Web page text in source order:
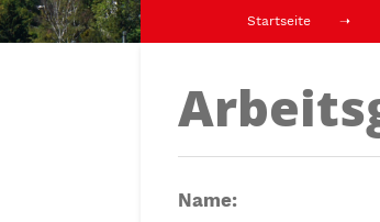
Startseite
Name: